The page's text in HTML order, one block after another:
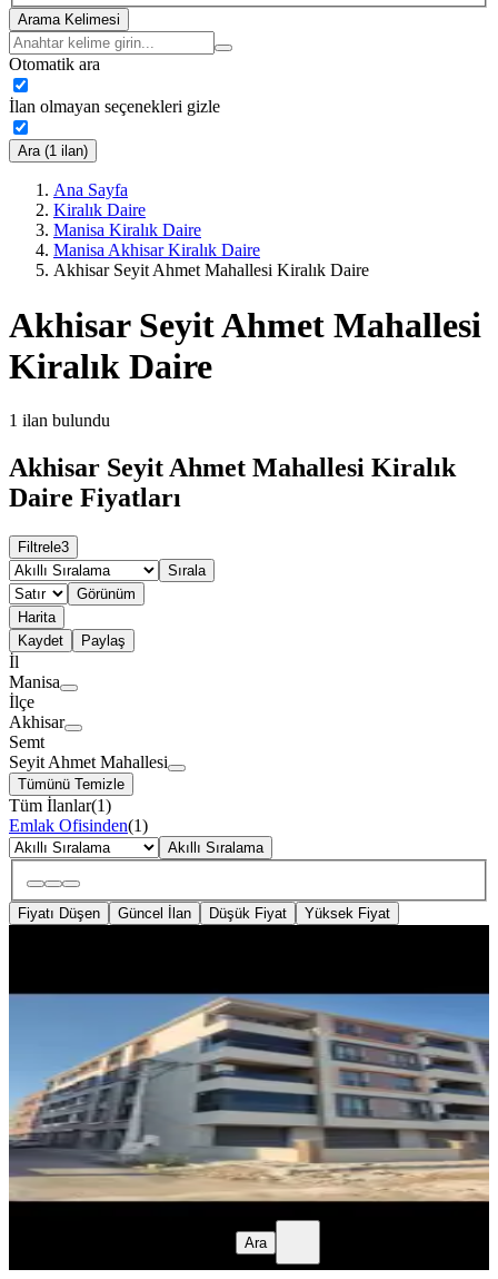
Arama Kelimesi
Otomatik ara
İlan olmayan seçenekleri gizle
Ara (1 ilan)
Ana Sayfa
Kiralık Daire
Manisa Kiralık Daire
Manisa Akhisar Kiralık Daire
Akhisar Seyit Ahmet Mahallesi Kiralık Daire
Akhisar Seyit Ahmet Mahallesi
Kiralık Daire
1 ilan bulundu
Akhisar Seyit Ahmet Mahallesi Kiralık
Daire Fiyatları
Filtrele3
Sırala
Görünüm
Harita
Kaydet
Paylaş
İl
Manisa
İlçe
Akhisar
Semt
Seyit Ahmet Mahallesi
Tümünü Temizle
Tüm İlanlar(1)
Emlak Ofisinden(1)
Akıllı Sıralama
Fiyatı Düşen Güncel İlan Düşük Fiyat Yüksek Fiyat
Akhisar, Seyit Ahmet Mahallesi
2+1·100 m²·1. Kat·05.08.2026
18.000 ₺ 20.000 ₺
benim emlakHuseyin Ali Doğan
Ara
Ara